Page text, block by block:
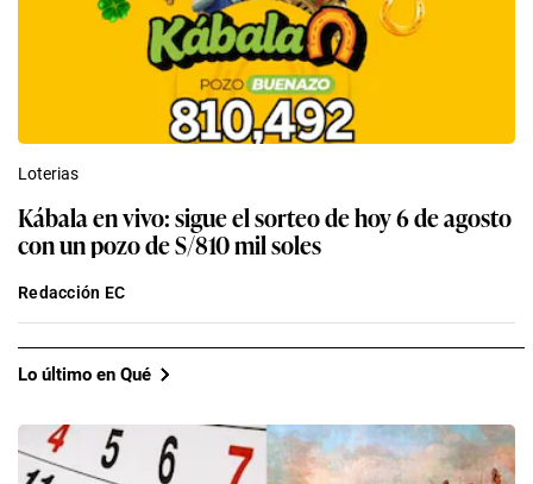
Loterias
Kábala en vivo: sigue el sorteo de hoy 6 de agosto
con un pozo de S/810 mil soles
Redacción EC
Lo último en Qué